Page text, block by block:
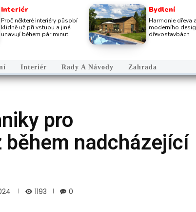
Interiér
Proč některé interiéry působí
klidně už při vstupu a jiné
unavují během pár minut
Bydlení
Harmonie dřeva a
moderního
dřevostavbách
Interiér Rady A Návody Zahrada
pro
nadcházející
1193 0